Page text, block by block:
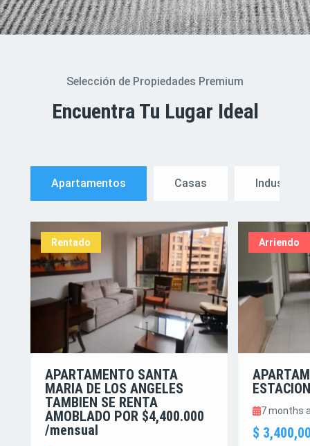
Selección de Propiedades Premium
Encuentra Tu Lugar Ideal
Apartamentos Casas Industrial
Rentado
APARTAMENTO SANTA
MARIA DE LOS ANGELES
TAMBIEN SE RENTA
AMOBLADO POR $4,400.000
/mensual
Arriendo
7 months
$